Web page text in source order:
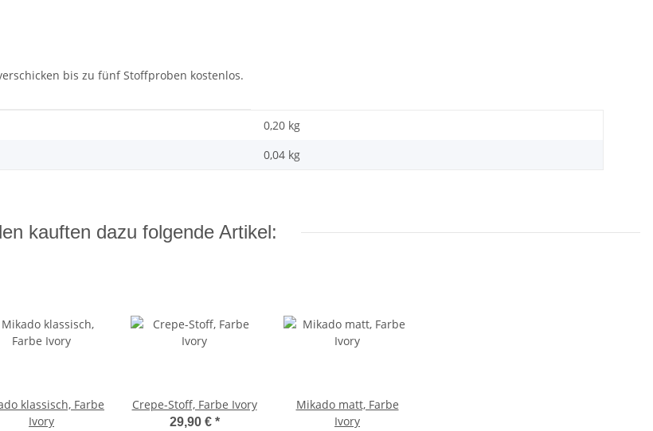
bis zu fünf Stoffproben kostenlos.
0,20 kg
0,04 kg
kauften dazu folgende Artikel:
klassisch, Farbe
Ivory
Crepe-Stoff, Farbe Ivory
29,90 € *
Mikado matt, Farbe
Ivory